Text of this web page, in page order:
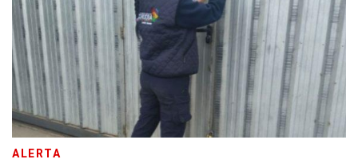
ALERTA